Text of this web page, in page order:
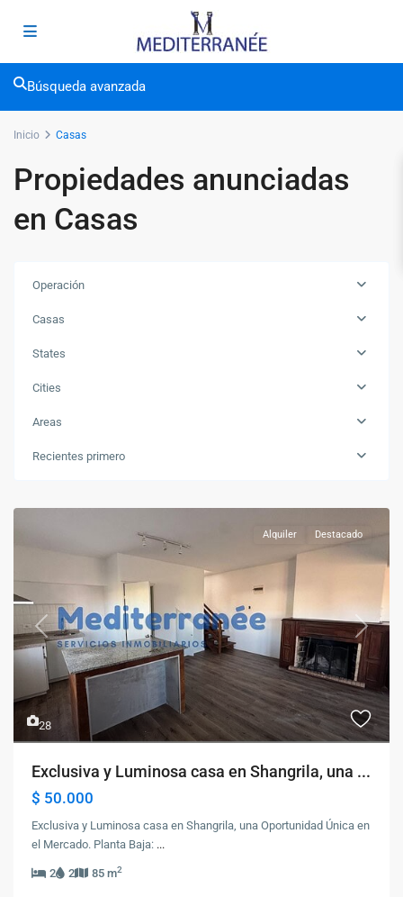
Búsqueda avanzada
Inicio Casas
Propiedades anunciadas
en Casas
Operación
Casas
States
Cities
Areas
Recientes primero
28
Previous Next
Alquiler Destacado
Exclusiva y Luminosa casa en Shangrila, una ...
$ 50.000
Exclusiva y Luminosa casa en Shangrila, una Oportunidad Única en
el Mercado. Planta Baja: ...
2 2 85 m2